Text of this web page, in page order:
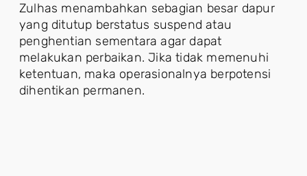
Zulhas menambahkan sebagian besar dapur
yang ditutup berstatus suspend atau
penghentian sementara agar dapat
melakukan perbaikan. Jika tidak memenuhi
ketentuan, maka operasionalnya berpotensi
dihentikan permanen.